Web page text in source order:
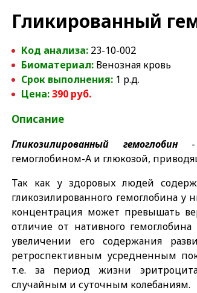
Гликированный
Код анализа: 23-10-002
Биоматериал: Венозная кровь
Срок выполнения: 1 р.д.
Цена: 390 руб.
Описание
Гликозилированный гемоглобин-
гемоглобином-А и глюкозой,
Так как у здоровых людей
гликозилированного гемоглобина
концентрация может превышать
отличие от нативного
увеличении его содержания
ретроспективным усредненным
т.е. за период жизни
случайным и суточным колебаниям.